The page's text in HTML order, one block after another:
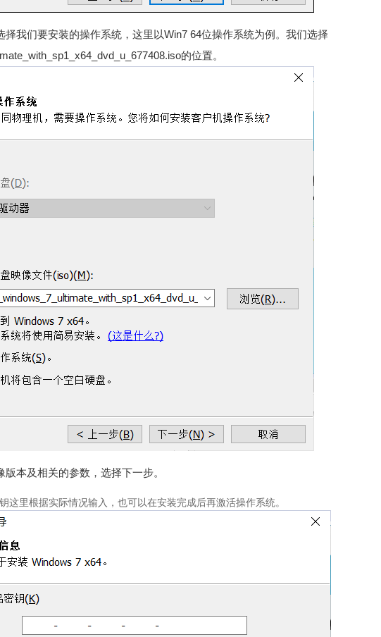
择我们要安装的操作系统，这里以Win7 64位操作系统为例。我们选择
的位置。
本及相关的参数，选择下一步。
这里根据实际情况输入，也可以在安装完成后再激活操作系统。